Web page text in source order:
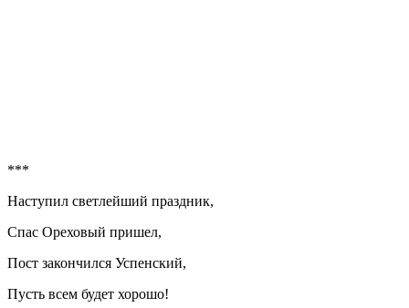
***
Наступил светлейший праздник,
Спас Ореховый пришел,
Пост закончился Успенский,
Пусть всем будет хорошо!